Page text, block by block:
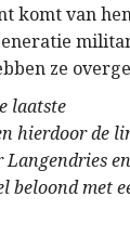
komt van
ze
laatste
hierdoor de
beloond met